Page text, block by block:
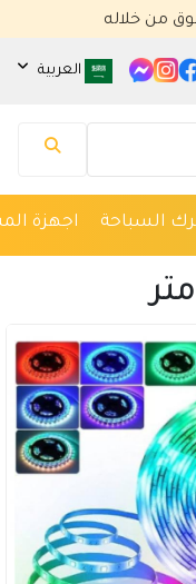
العربية
السباحة اجهزة
الذي